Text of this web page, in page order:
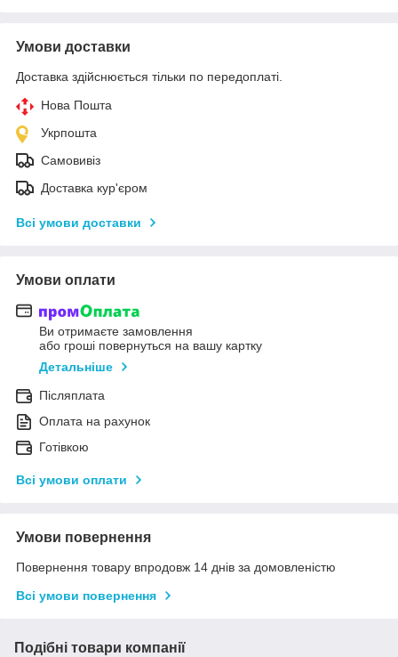
Умови доставки
Доставка здійснюється тільки по передоплаті.
Нова Пошта
Укрпошта
Самовивіз
Доставка кур'єром
Всі умови доставки
Умови оплати
Ви отримаєте замовлення
або гроші повернуться на вашу картку
Детальніше
Післяплата
Оплата на рахунок
Готівкою
Всі умови оплати
Умови повернення
Повернення товару впродовж 14 днів за домовленістю
Всі умови повернення
Подібні товари компанії